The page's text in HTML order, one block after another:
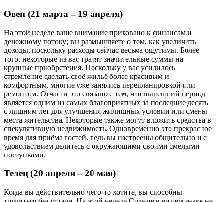
Овен (21 марта – 19 апреля)
На этой неделе ваше внимание приковано к финансам и
денежному потоку; вы размышляете о том, как увеличить
доходы, поскольку расходы сейчас весьма ощутимы. Более
того, некоторые из вас тратят значительные суммы на
крупные приобретения. Поскольку у вас усилилось
стремление сделать своё жильё более красивым и
комфортным, многие уже занялись перепланировкой или
ремонтом. Отчасти это связано с тем, что нынешний период
является одним из самых благоприятных за последние десять
с лишним лет для улучшения жилищных условий или смены
места жительства. Некоторые также могут вложить средства в
спекулятивную недвижимость. Одновременно это прекрасное
время для приёма гостей, ведь вы настроены общительно и с
удовольствием делитесь с окружающими своими смелыми
поступками.
Телец (20 апреля – 20 мая)
Когда вы действительно чего-то хотите, вы способны